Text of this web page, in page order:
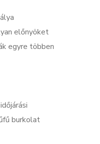
előnyöket
egyre többen
burkolat